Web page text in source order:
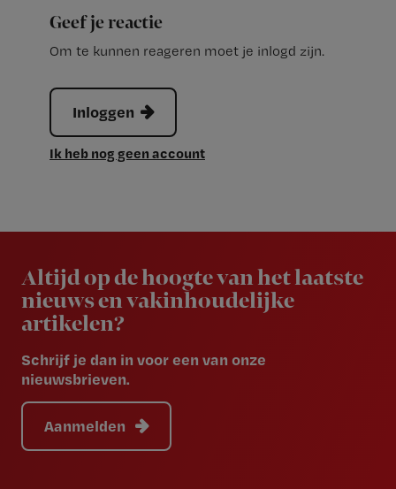
Geef je reactie
Om te kunnen reageren moet je inlogd zijn.
Inloggen
Ik heb nog geen account
Altijd op de hoogte van het laatste
nieuws en vakinhoudelijke
artikelen?
Schrijf je dan in voor een van onze
nieuwsbrieven.
Aanmelden